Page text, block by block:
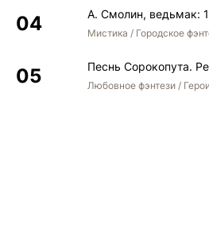
А. Смолин, ведьмак:
Мистика / Городское
Песнь Сорокопута.
Любовное фэнтези /